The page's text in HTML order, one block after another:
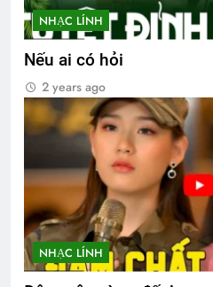
NHẠC LÍNH
Nếu ai có hỏi
2 years ago
NHẠC LÍNH